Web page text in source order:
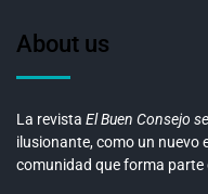
About us
La revista El Buen Consejo
ilusionante, como un nuevo
comunidad que forma parte